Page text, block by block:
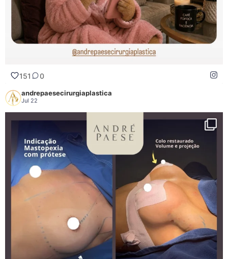
151 0
andrepaesecirurgiaplastica
Jul 22
A mastopexia com prótese é indicada para pacientes que apresentam flacidez
das mamas e desejam restaurar a sustentação, associando o reposicionamento
dos tecidos ao uso de implantes de silicone.
Além do aumento do volume, o procedimento pode proporcionar maior
projeção, melhor definição do colo, reposicionamento das aréolas e um
contorno mamário mais harmonioso, de acordo com as características
anatômicas de cada paciente.
A indicação cirúrgica é sempre individualizada. Fatores como o grau de flacidez,
a qualidade da pele, o volume mamário existente, a simetria entre as mamas e
os objetivos da paciente são avaliados durante a consulta para definir o
planejamento mais adequado.
Também é importante considerar que a evolução pós-operatória é individual. A
durabilidade dos resultados pode ser influenciada por fatores naturais, como o
envelhecimento, alterações hormonais, gestação, amamentação, oscilações de
peso e hábitos de vida.